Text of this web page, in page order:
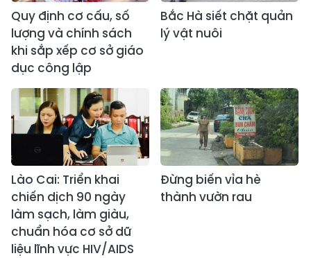
Quy định cơ cấu, số
lượng và chính sách
khi sắp xếp cơ sở giáo
dục công lập
Bắc Hà siết chặt quản
lý vật nuôi
Lào Cai: Triển khai
chiến dịch 90 ngày
làm sạch, làm giàu,
chuẩn hóa cơ sở dữ
liệu lĩnh vực HIV/AIDS
Đừng biến vỉa hè
thành vườn rau